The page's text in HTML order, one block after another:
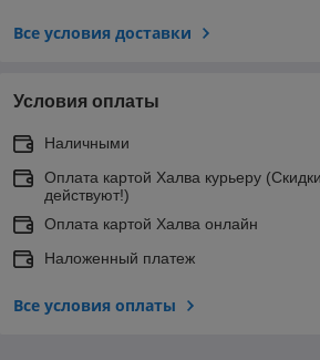
Все условия доставки
Условия оплаты
Наличными
Оплата картой Халва курьеру
действуют!)
Оплата картой Халва онлайн
Наложенный платеж
Все условия оплаты